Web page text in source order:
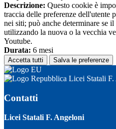
Descrizione: Questo cookie è
traccia delle preferenze dell'utente
nei siti; può anche determinare se
utilizzando la nuova o la vecchia
Youtube.
Durata: 6 mesi
Accetta tutti Salva le preferenze
Licei Statali
Contatti
Licei Statali F. Angeloni